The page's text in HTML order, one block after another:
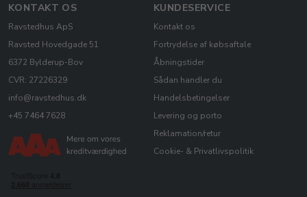
KONTAKT OS
Ravstedhus ApS
Ravsted Hovedgade 51
6372 Bylderup-Bov
CVR: 27226329
info@ravstedhus.dk
+45 7464 7628
KUNDESERVICE
Kontakt os
Fortrydelse af købsaftale
Åbningstider
Sådan handler du
Handelsbetingelser
Levering og porto
Reklamation/retur
Cookie- & Privatlivspolitik